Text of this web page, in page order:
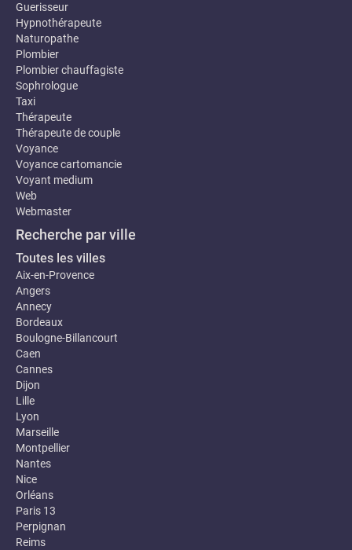
Guerisseur
Hypnothérapeute
Naturopathe
Plombier
Plombier chauffagiste
Sophrologue
Taxi
Thérapeute
Thérapeute de couple
Voyance
Voyance cartomancie
Voyant medium
Web
Webmaster
Recherche par ville
Toutes les villes
Aix-en-Provence
Angers
Annecy
Bordeaux
Boulogne-Billancourt
Caen
Cannes
Dijon
Lille
Lyon
Marseille
Montpellier
Nantes
Nice
Orléans
Paris 13
Perpignan
Reims